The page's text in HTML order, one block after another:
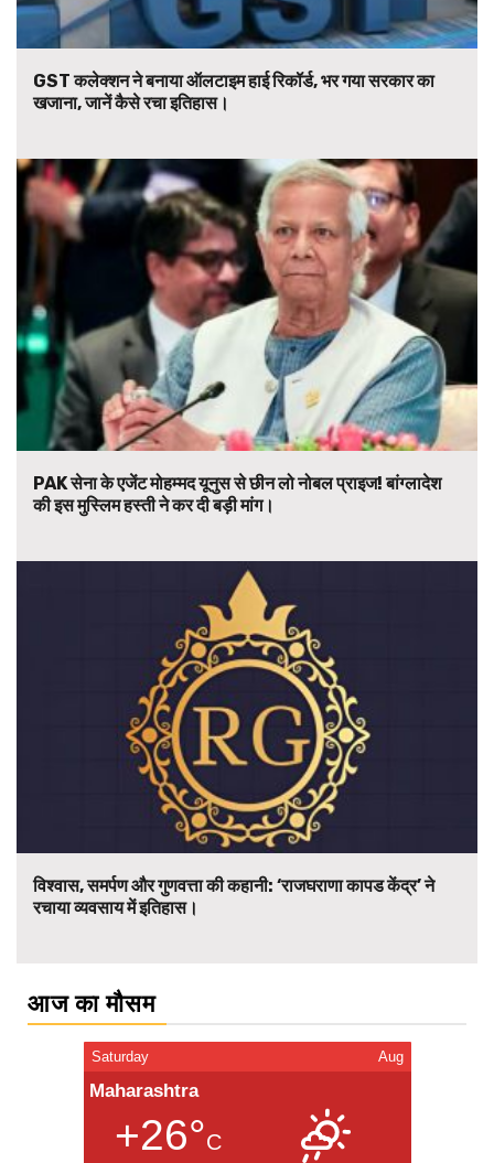
GST कलेक्शन ने बनाया ऑलटाइम हाई रिकॉर्ड, भर गया सरकार का
खजाना, जानें कैसे रचा इतिहास।
PAK सेना के एजेंट मोहम्मद यूनुस से छीन लो नोबल प्राइज! बांग्लादेश
की इस मुस्लिम हस्ती ने कर दी बड़ी मांग।
विश्वास, समर्पण और गुणवत्ता की कहानी: ‘राजघराणा कापड केंद्र’ ने
रचाया व्यवसाय में इतिहास।
आज का मौसम
Saturday Aug
Maharashtra
+26°C